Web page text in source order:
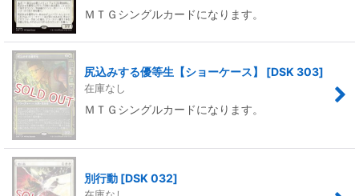
ＭＴＧシングルカードになります。
尻込みする優等生【ショーケース】 [DSK 303]
在庫なし
ＭＴＧシングルカードになります。
別行動 [DSK 032]